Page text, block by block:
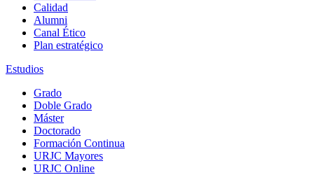
Calidad
Alumni
Canal Ético
Plan estratégico
Estudios
Grado
Doble Grado
Máster
Doctorado
Formación Continua
URJC Mayores
URJC Online